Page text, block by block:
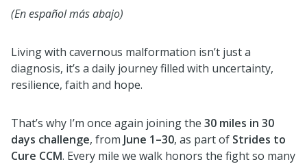
(En español más abajo)
Living with cavernous malformation isn’t just a
diagnosis, it’s a daily journey filled with uncertainty,
resilience, faith and hope.
That’s why I’m once again joining the 30 miles in 30
days challenge, from June 1–30, as part of Strides to
Cure CCM. Every mile we walk honors the fight so many